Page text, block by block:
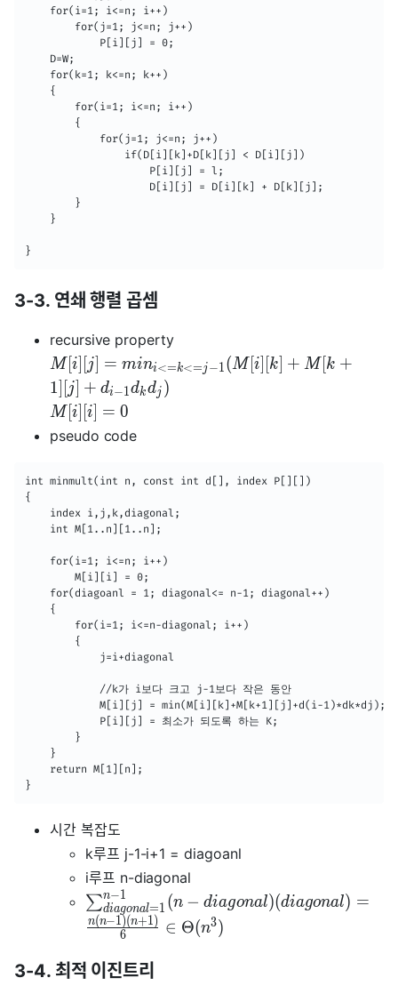
    for(i=1; i<=n; i++)
    D=W;
    for(k=1; k<=n; k++)
    {
        {
                    D[i][j] = D[i][k] + D[k][j];
        }
    }
}
3-3. 연쇄 행렬 곱셈
recursive property
M i j = mini<=k<=j −1(M [i k + M k +
1
j + di−1dkdj )
M i i = 0
pseudo code
int minmult(int n, const int d[], index P[][])
{
    int M[1..n][1..n];
    for(i=1; i<=n; i++)
    for(diagoanl = 1; diagonal<= n-1; diagonal++)
    {
        {
            //k가 i보다 크고 j-1보다 작은 동안
            M[i][j] = min(M[i][k]+M[k+1][j]+d(i-1)*dk*dj);
            P[i][j] = 최소가 되도록 하는 K;
        }
    }
    return M[1][n];
}
시간 복잡도
k루프 j-1-i+1 = diagoanl
i루프 n-diagonal
∑diagonal=1
n−1 (n − diagonal)(diagonal) =
6
n(n−1)(n+1) ∈ Θ(n3)
3-4. 최적 이진트리